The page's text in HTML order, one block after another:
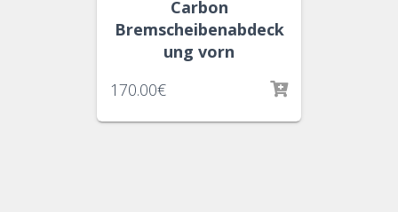
Carbon
Bremscheibenabdeck
ung vorn
170.00€